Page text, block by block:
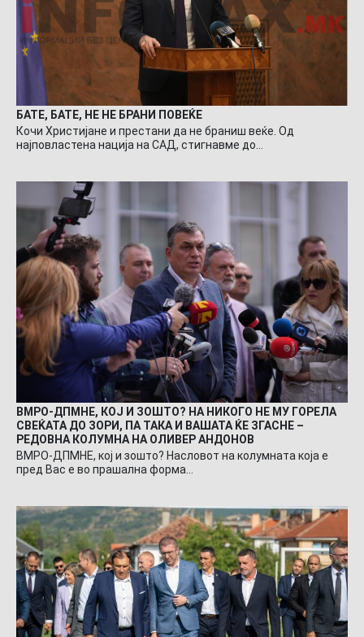
БАТЕ, БАТЕ, НЕ НЕ БРАНИ ПОВЕЌЕ
Кочи Христијане и престани да не браниш веќе. Од
најповластена нација на САД, стигнавме до…
ВМРО-ДПМНЕ, КОЈ И ЗОШТО? НА НИКОГО НЕ МУ ГОРЕЛА
СВЕЌАТА ДО ЗОРИ, ПА ТАКА И ВАШАТА ЌЕ ЗГАСНЕ –
РЕДОВНА КОЛУМНА НА ОЛИВЕР АНДОНОВ
ВМРО-ДПМНЕ, кој и зошто? Насловот на колумната која е
пред Вас е во прашална форма…